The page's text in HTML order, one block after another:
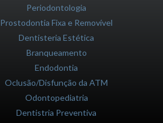
Periodontologia
Prostodontia Fixa e Removível
Dentisteria Estética
Branqueamento
Endodontia
Oclusão/Disfunção da ATM
Odontopediatria
Dentistria Preventiva